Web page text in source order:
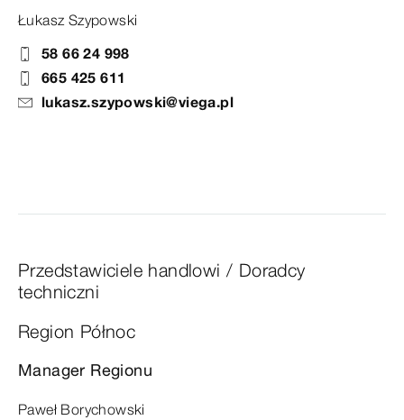
Łukasz Szypowski
58 66 24 998
665 425 611
lukasz.szypowski@viega.pl
Przedstawiciele handlowi / Doradcy
techniczni
Region Północ
Manager Regionu
Paweł Borychowski